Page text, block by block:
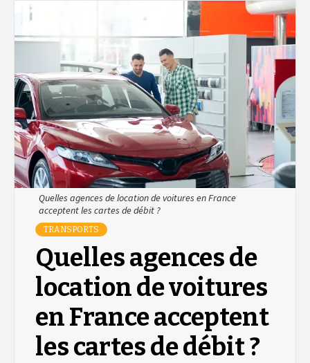
Quelles agences de location de voitures en France
acceptent les cartes de débit ?
TRANSPORTS
Quelles agences de
location de voitures
en France acceptent
les cartes de débit ?